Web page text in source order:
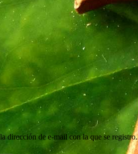
dirección de e-mail con la que se registro.